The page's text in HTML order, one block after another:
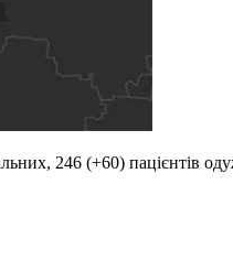
246 (+60) пацієнтів